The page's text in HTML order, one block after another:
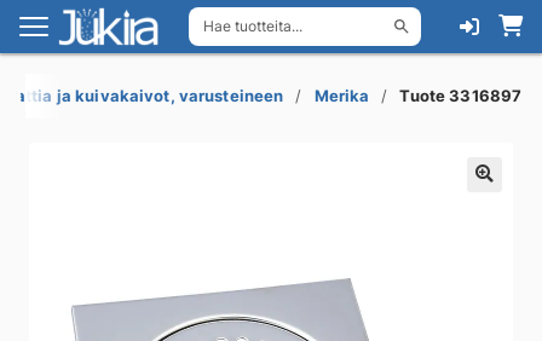
Hae tuotteita...
Siirry
navigointiin
Siirry
sisältöön
Lattia ja kuivakaivot, varusteineen Merika Tuote 3316897